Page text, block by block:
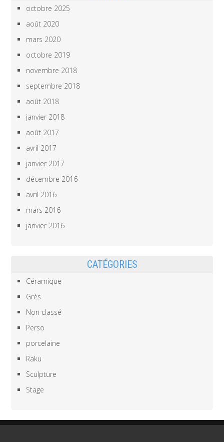
octobre 2025
août 2020
mars 2020
octobre 2019
novembre 2018
septembre 2018
août 2018
janvier 2018
août 2017
avril 2017
janvier 2017
décembre 2016
avril 2016
mars 2016
janvier 2016
CATÉGORIES
Céramique
Grès
Non classé
Perso
porcelaine
Raku
Sculpture
Stage